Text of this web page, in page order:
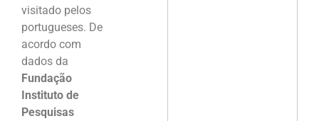
visitado pelos
portugueses. De
acordo com
dados da
Fundação
Instituto de
Pesquisas